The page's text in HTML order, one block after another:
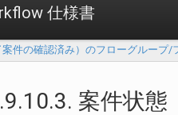
仕様書
案件の確認済み）のフローグループ/
案件状